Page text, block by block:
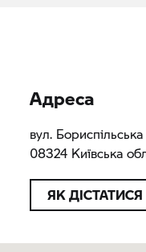
Адреса
вул.
08324 Київська
ЯК ДІСТАТИСЯ